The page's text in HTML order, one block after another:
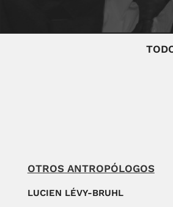
OTROS ANTROPÓLOGOS
LUCIEN LÉVY-BRUHL